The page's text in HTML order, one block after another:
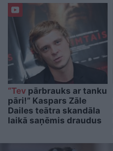
“Tev pārbrauks ar tanku
pāri!” Kaspars Zāle
Dailes teātra skandāla
laikā saņēmis draudus